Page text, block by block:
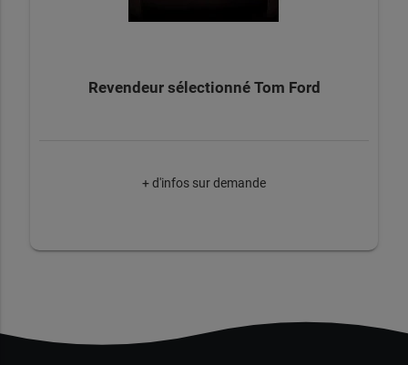
Revendeur sélectionné Tom Ford
+ d'infos sur demande